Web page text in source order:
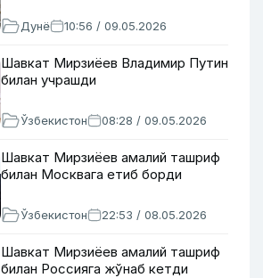
Дунё 10:56 / 09.05.2026
Шавкат Мирзиёев Владимир Путин
билан учрашди
Ўзбекистон 08:28 / 09.05.2026
Шавкат Мирзиёев амалий ташриф
билан Москвага етиб борди
Ўзбекистон 22:53 / 08.05.2026
Шавкат Мирзиёев амалий ташриф
билан Россияга жўнаб кетди